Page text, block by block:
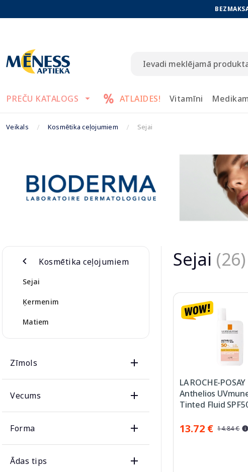
PREČU KATALOGS ATLAIDES! Vitamīni
Veikals Kosmētika ceļojumiem Sejai
Kosmētika ceļojumiem
Sejai
Ķermenim
Matiem
Zīmols
Vecums
Forma
Ādas tips
Sejai (26)
LA ROCHE-POSAY
Anthelios
Tinted Fluid
13.72 € 14.84 €